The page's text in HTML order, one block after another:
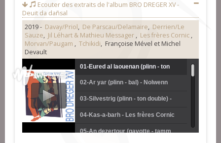
Ecouter des extraits de l'album BRO DREGER XV -
Deuit da dañsal
2019 - Davay/Priol, De Parscau/Delamaire, Derrien/Le
Sauze, Jil Léhart & Mathieu Messager , Les frères Cornic ,
Morvan/Paugam , Tchikidi, Françoise Mével et Michel
Devault
01-Eured al laouenan (plinn - ton
simple) - Nolwenn Morvan et Anne
Paugam
02-Ar yar (plinn - bal) - Nolwenn
Morvan et Anne Paugam
03-Silvestrig (plinn - ton double) -
Nolwenn Morvan et Anne Paugam
04-Kas-a-barh - Les frères Cornic
05-An dezertour (gavotte - tamm